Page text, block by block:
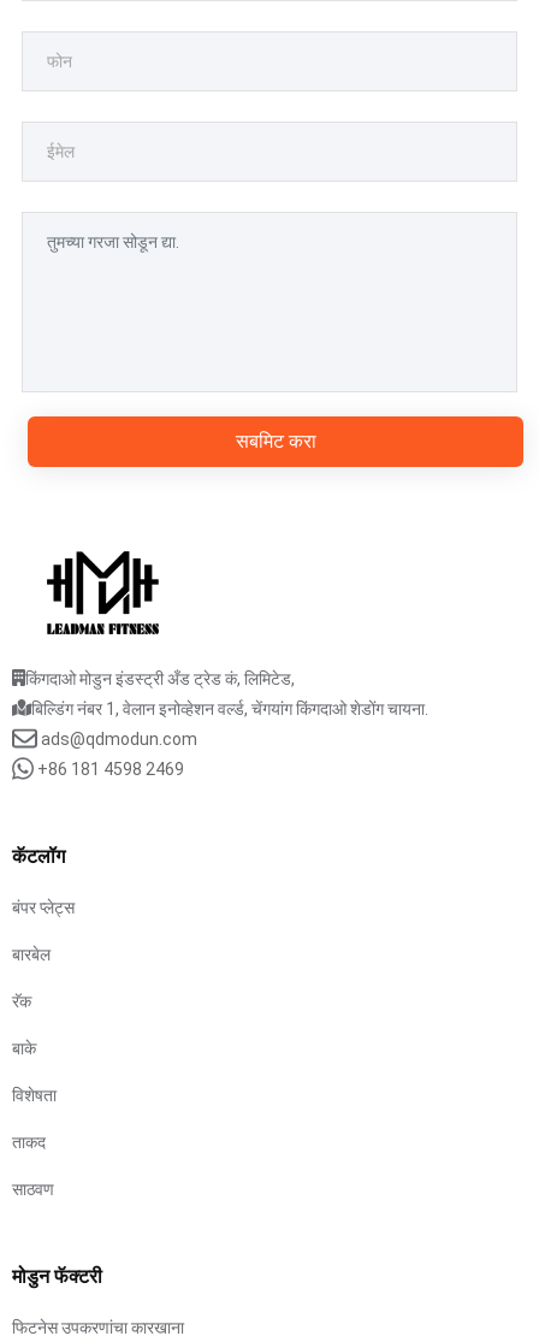
सबमिट करा
किंगदाओ मोडुन इंडस्ट्री अँड ट्रेड कं, लिमिटेड,
बिल्डिंग नंबर 1, वेलान इनोव्हेशन वर्ल्ड, चेंगयांग किंगदाओ शेडोंग चायना.
ads@qdmodun.com
+86 181 4598 2469
कॅटलॉग
बंपर प्लेट्स
बारबेल
रॅक
बाके
विशेषता
ताकद
साठवण
मोडुन फॅक्टरी
फिटनेस उपकरणांचा कारखाना